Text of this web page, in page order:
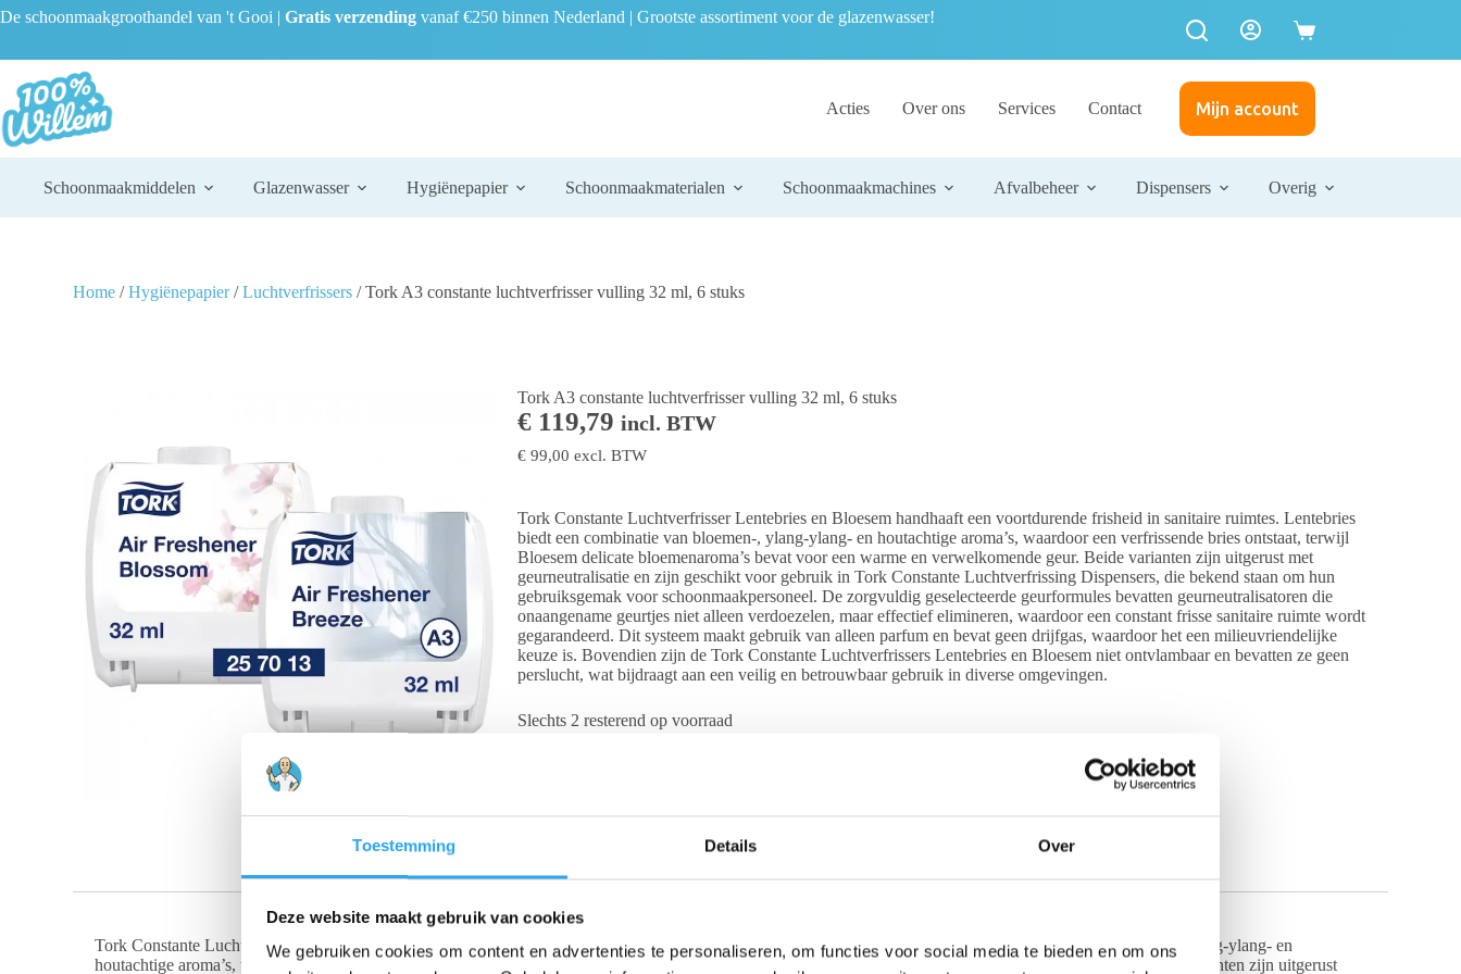
Toestemming Details Over
Deze website maakt gebruik van cookies
We gebruiken cookies om content en advertenties te personaliseren, om functies voor social media te bieden en om ons
De schoonmaakgroothandel van 't Gooi | Gratis verzending vanaf €250 binnen Nederland | Grootste assortiment voor de glazenwasser!
Acties Over ons Services Contact Mijn account
Schoonmaakmiddelen Glazenwasser Hygiënepapier Schoonmaakmaterialen Schoonmaakmachines Afvalbeheer Dispensers Overig
Home /Hygiënepapier/Luchtverfrissers / Tork A3 constante luchtverfrisser vulling 32 ml, 6 stuks
Tork A3 constante luchtverfrisser vulling 32 ml, 6 stuks
€ 119,79 incl. BTW
€ 99,00 excl. BTW
Tork Constante Luchtverfrisser Lentebries en Bloesem handhaaft een voortdurende frisheid in sanitaire ruimtes. Lentebries
biedt een combinatie van bloemen-, ylang-ylang- en houtachtige aroma’s, waardoor een verfrissende bries ontstaat, terwijl
Bloesem delicate bloemenaroma’s bevat voor een warme en verwelkomende geur. Beide varianten zijn uitgerust met
geurneutralisatie en zijn geschikt voor gebruik in Tork Constante Luchtverfrissing Dispensers, die bekend staan om hun
gebruiksgemak voor schoonmaakpersoneel. De zorgvuldig geselecteerde geurformules bevatten geurneutralisatoren die
onaangename geurtjes niet alleen verdoezelen, maar effectief elimineren, waardoor een constant frisse sanitaire ruimte wordt
gegarandeerd. Dit systeem maakt gebruik van alleen parfum en bevat geen drijfgas, waardoor het een milieuvriendelijke
keuze is. Bovendien zijn de Tork Constante Luchtverfrissers Lentebries en Bloesem niet ontvlambaar en bevatten ze geen
perslucht, wat bijdraagt aan een veilig en betrouwbaar gebruik in diverse omgevingen.
Slechts 2 resterend op voorraad
Beschrijving
Tork Constante Luchtverfrisser Lentebries en Bloesem handhaaft een voortdurende frisheid in sanitaire ruimtes. Lentebries biedt een combinatie van bloemen-, ylang-ylang- en
houtachtige aroma’s, waardoor een verfrissende bries ontstaat, terwijl Bloesem delicate bloemenaroma’s bevat voor een warme en verwelkomende geur. Beide varianten zijn uitgerust